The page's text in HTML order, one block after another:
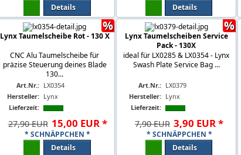
Details Details
Lynx Taumelscheibe Rot - 130 X
CNC Alu Taumelscheibe für
präzise Steuerung deines Blade
130...
Art.Nr.: LX0354
Hersteller: Lynx
Lieferzeit:
27,90 EUR 15,00 EUR*
* SCHNÄPPCHEN *
Details
%
Lynx Taumelscheiben Service
Pack - 130X
ideal für LX0285 & LX0354 - Lynx
Swash Plate Service Bag ...
Art.Nr.: LX0379
Hersteller: Lynx
Lieferzeit:
7,90 EUR 3,90 EUR*
* SCHNÄPPCHEN *
Details
%